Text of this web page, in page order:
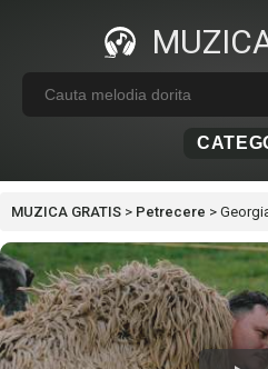
MUZICA GRATIS > Petrecere >